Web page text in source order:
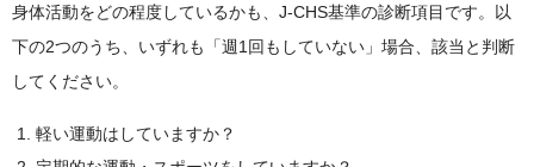
身体活動をどの程度しているかも、J-CHS基準の診断項目です。以
下の2つのうち、いずれも「週1回もしていない」場合、該当と判断
してください。
軽い運動はしていますか？